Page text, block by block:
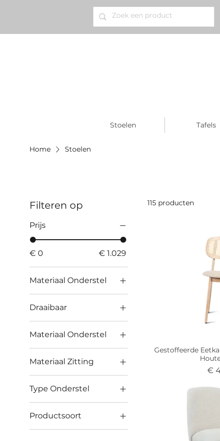
Stoelen Tafels
Home Stoelen
Filteren op
Prijs
€ 0 € 1.029
Materiaal Onderstel
Draaibaar
Ja
Materiaal Onderstel
Aluminium
Bekleed
Hout
Materiaal Zitting
Ecopelle
Hout
Type Onderstel
Kruisvoet
Sledeonderstel
Productsoort
Stoelen Zonder
115 producten
Gestoffeerde
€